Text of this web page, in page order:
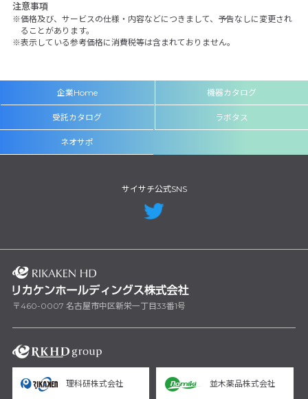
注意事項
価格及び、サービスの仕様・内容などにつきまして、予告なしに変更され
ることがあります。
表示している参考価格に消費税等は含まれておりません。
企業Home 機器カタログ
受託カタログ ラボタス
ネオサポ
サイサチ公式SNS
〒460-0007 名古屋市中区新栄一丁目33番1号
理科研株式会社 並木薬品株式会社